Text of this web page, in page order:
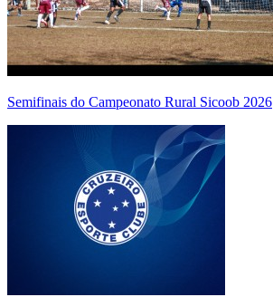
Semifinais do Campeonato Rural Sicoob 2026